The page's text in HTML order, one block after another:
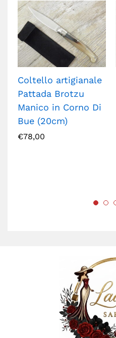
Coltello artigianale
Pattada Brotzu
Manico in Corno Di
Bue (20cm)
€78,00